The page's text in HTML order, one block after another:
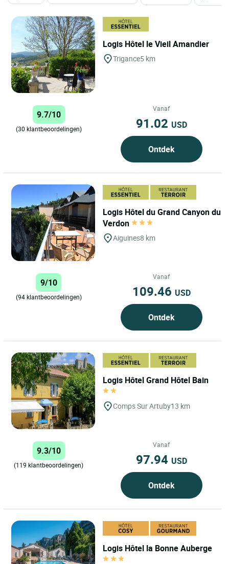
Logis Hôtel le Vieil Amandier
Trigance5 km
9.7/10
(30 klantbeoordelingen)
Vanaf
91.02 USD
Ontdek
Logis Hôtel du Grand Canyon du
Verdon
Aiguines8 km
9/10
(94 klantbeoordelingen)
Vanaf
109.46 USD
Ontdek
Logis Hôtel Grand Hôtel Bain
Comps Sur Artuby13 km
9.3/10
(119 klantbeoordelingen)
Vanaf
97.94 USD
Ontdek
Logis Hôtel la Bonne Auberge